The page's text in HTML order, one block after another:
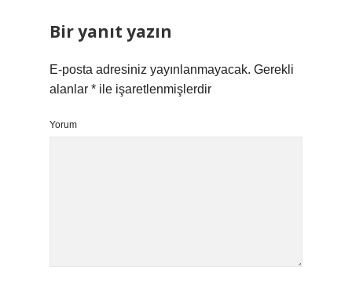
Bir yanıt yazın
E-posta adresiniz yayınlanmayacak. Gerekli
alanlar * ile işaretlenmişlerdir
Yorum